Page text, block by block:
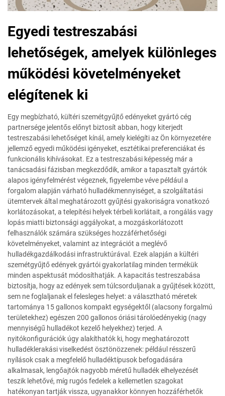
Egyedi testreszabási
lehetőségek, amelyek különleges
működési követelményeket
elégítenek ki
Egy megbízható, kültéri szemétgyűjtő edényeket gyártó cég
partnersége jelentős előnyt biztosít abban, hogy kiterjedt
testreszabási lehetőséget kínál, amely kielégíti az Ön környezetére
jellemző egyedi működési igényeket, esztétikai preferenciákat és
funkcionális kihívásokat. Ez a testreszabási képesség már a
tanácsadási fázisban megkezdődik, amikor a tapasztalt gyártók
alapos igényfelmérést végeznek, figyelembe véve például a
forgalom alapján várható hulladékmennyiséget, a szolgáltatási
ütemtervek által meghatározott gyűjtési gyakoriságra vonatkozó
korlátozásokat, a telepítési helyek térbeli korlátait, a rongálás vagy
lopás miatti biztonsági aggályokat, a mozgáskorlátozott
felhasználók számára szükséges hozzáférhetőségi
követelményeket, valamint az integrációt a meglévő
hulladékgazdálkodási infrastruktúrával. Ezek alapján a kültéri
szemétgyűjtő edények gyártói gyakorlatilag minden termékük
minden aspektusát módosíthatják. A kapacitás testreszabása
biztosítja, hogy az edények sem túlcsorduljanak a gyűjtések között,
sem ne foglaljanak el felesleges helyet: a választható méretek
tartománya 15 gallonos kompakt egységektől (alacsony forgalmú
területekhez) egészen 200 gallonos óriási tárolóedényekig (nagy
mennyiségű hulladékot kezelő helyekhez) terjed. A
nyitókonfigurációk úgy alakíthatók ki, hogy meghatározott
hulladéklerakási viselkedést ösztönözzenek: például résszerű
nyílások csak a megfelelő hulladéktípusok befogadására
alkalmasak, lengőajtók nagyobb méretű hulladék elhelyezését
teszik lehetővé, míg rugós fedelek a kellemetlen szagokat
hatékonyan tartják vissza, ugyanakkor könnyen hozzáférhetők